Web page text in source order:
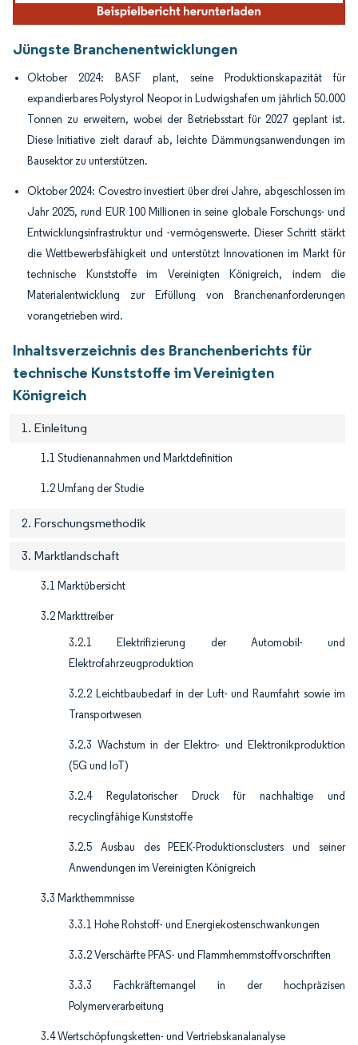
Jüngste Branchenentwicklungen
Oktober 2024: BASF plant, seine Produktionskapazität für
expandierbares Polystyrol Neopor in Ludwigshafen um jährlich 50.000
Tonnen zu erweitern, wobei der Betriebsstart für 2027 geplant ist.
Diese Initiative zielt darauf ab, leichte Dämmungsanwendungen im
Bausektor zu unterstützen.
Oktober 2024: Covestro investiert über drei Jahre, abgeschlossen im
Jahr 2025, rund EUR 100 Millionen in seine globale Forschungs- und
Entwicklungsinfrastruktur und -vermögenswerte. Dieser Schritt stärkt
die Wettbewerbsfähigkeit und unterstützt Innovationen im Markt für
technische Kunststoffe im Vereinigten Königreich, indem die
Materialentwicklung zur Erfüllung von Branchenanforderungen
vorangetrieben wird.
Inhaltsverzeichnis des Branchenberichts für
technische Kunststoffe im Vereinigten
Königreich
1. Einleitung
1.1 Studienannahmen und Marktdefinition
1.2 Umfang der Studie
2. Forschungsmethodik
3. Marktlandschaft
3.1 Marktübersicht
3.2 Markttreiber
3.2.1 Elektrifizierung der Automobil- und
Elektrofahrzeugproduktion
3.2.2 Leichtbaubedarf in der Luft- und Raumfahrt sowie im
Transportwesen
3.2.3 Wachstum in der Elektro- und Elektronikproduktion
(5G und IoT)
3.2.4 Regulatorischer Druck für nachhaltige und
recyclingfähige Kunststoffe
3.2.5 Ausbau des PEEK-Produktionsclusters und seiner
Anwendungen im Vereinigten Königreich
3.3 Markthemmnisse
3.3.1 Hohe Rohstoff- und Energiekostenschwankungen
3.3.2 Verschärfte PFAS- und Flammhemmstoffvorschriften
3.3.3 Fachkräftemangel in der hochpräzisen
Polymerverarbeitung
3.4 Wertschöpfungsketten- und Vertriebskanalanalyse